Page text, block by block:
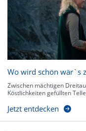
Wo wird schön wär`s
Zwischen mächtigen
Köstlichkeiten gefüllten
Jetzt entdecken